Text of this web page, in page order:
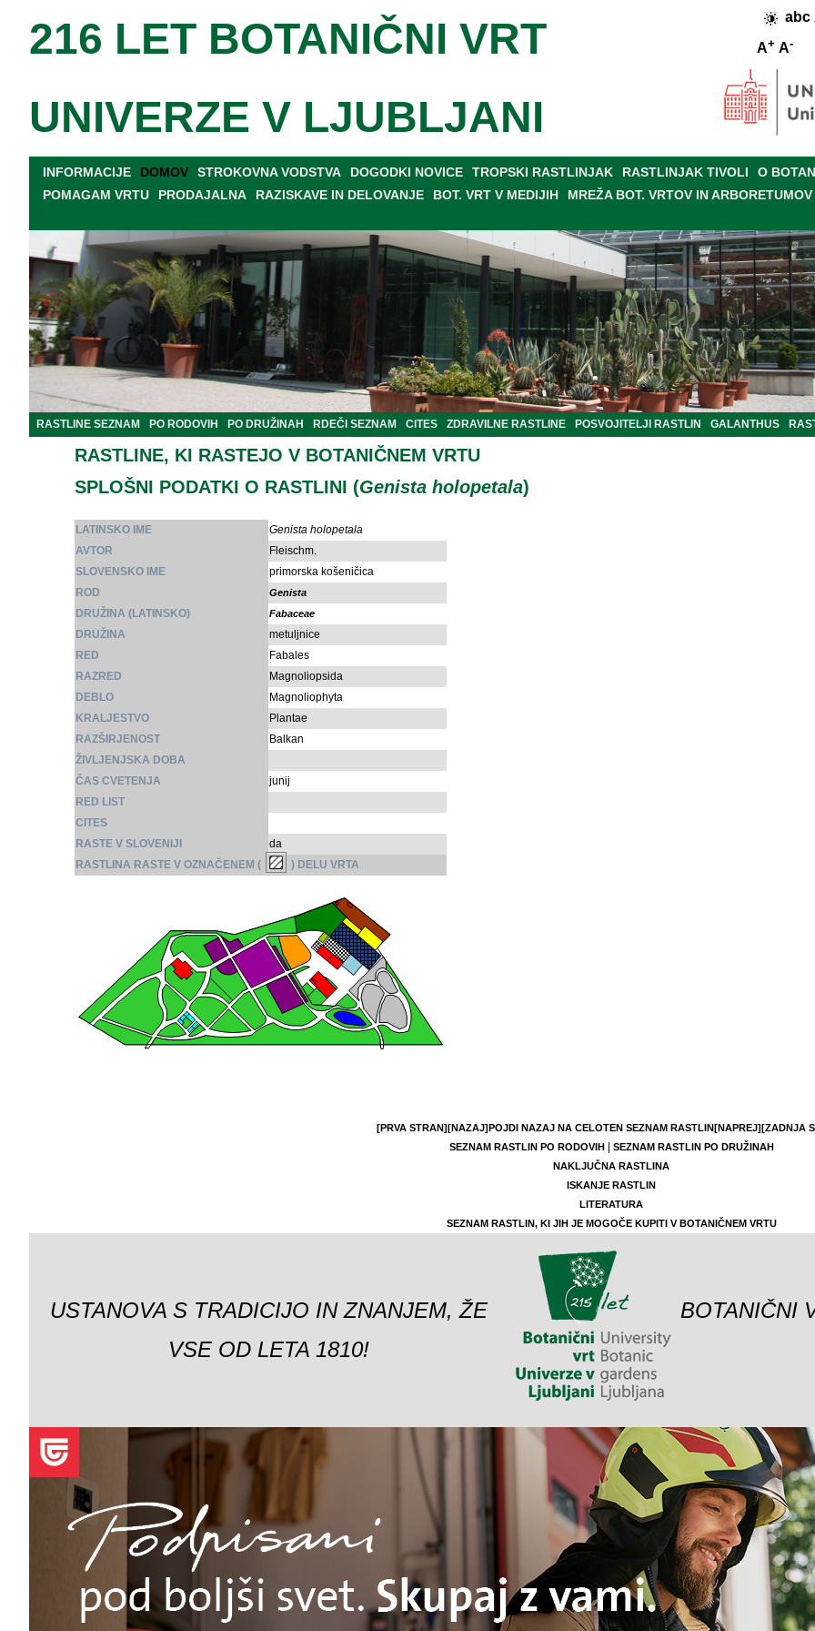
abc
A+ A-
216 LET BOTANIČNI VRT
UNIVERZE V LJUBLJANI
INFORMACIJE DOMOV STROKOVNA VODSTVA DOGODKI NOVICE TROPSKI RASTLINJAK RASTLINJAK TIVOLI O
POMAGAM VRTU
PRODAJALNA RAZISKAVE IN DELOVANJE BOT. VRT V MEDIJIH MREŽA BOT. VRTOV IN ARBORETUMOV
RASTLINE SEZNAM PO RODOVIH PO DRUŽINAH RDEČI SEZNAM CITES ZDRAVILNE RASTLINE POSVOJITELJI RASTLIN GALANTHUS
RASTLINE, KI RASTEJO V BOTANIČNEM VRTU
SPLOŠNI PODATKI O RASTLINI (Genista holopetala)
LATINSKO IME
Genista holopetala
AVTOR
Fleischm.
SLOVENSKO IME
primorska košeničica
ROD
Genista
DRUŽINA (LATINSKO) Fabaceae
DRUŽINA
metuljnice
RED
Fabales
RAZRED
Magnoliopsida
DEBLO
Magnoliophyta
KRALJESTVO
Plantae
RAZŠIRJENOST
Balkan
ŽIVLJENJSKA DOBA
ČAS CVETENJA
junij
RED LIST
CITES
RASTE V SLOVENIJI
da
RASTLINA RASTE V OZNAČENEM (
) DELU VRTA
[PRVA STRAN][NAZAJ]POJDI NAZAJ NA CELOTEN SEZNAM RASTLIN[NAPREJ][ZADNJA
SEZNAM RASTLIN PO RODOVIH|
SEZNAM RASTLIN PO DRUŽINAH
NAKLJUČNA RASTLINA
ISKANJE RASTLIN
LITERATURA
SEZNAM RASTLIN, KI JIH JE MOGOČE KUPITI V BOTANIČNEM VRTU
USTANOVA S TRADICIJO IN ZNANJEM, ŽE
VSE OD LETA 1810!
BOTANIČNI